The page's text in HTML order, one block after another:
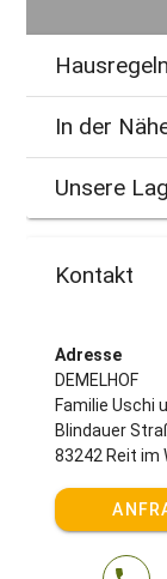
Hausregeln
In der
Unsere
Kontakt
Adresse
DEMELHOF
Familie Uschi
Blindauer
83242 Reit im